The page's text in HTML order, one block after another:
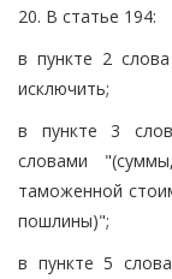
20. В статье 194:
в пункте 2
исключить;
в пункте 3
словами
таможенной
пошлины)";
в пункте 5